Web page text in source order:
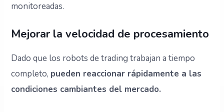
monitoreadas.
Mejorar la velocidad de procesamiento
Dado que los robots de trading trabajan a tiempo
completo, pueden reaccionar rápidamente a las
condiciones cambiantes del mercado.